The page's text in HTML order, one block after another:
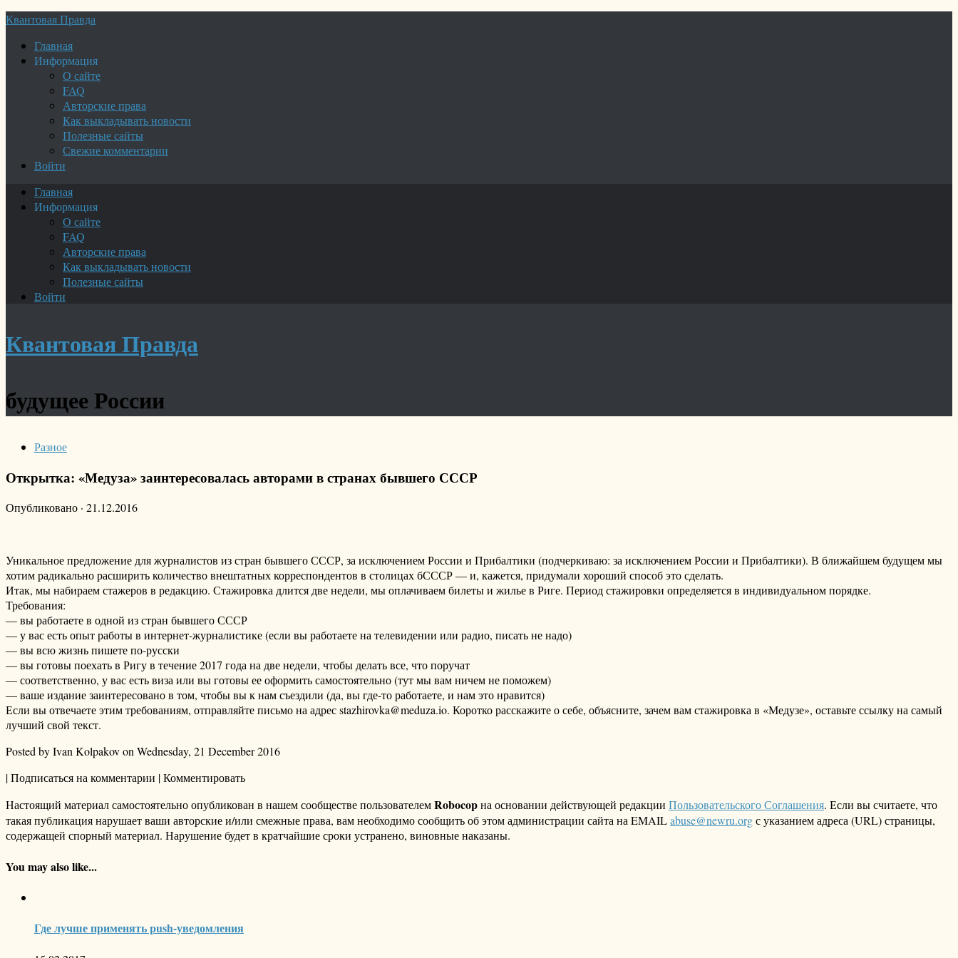
Квантовая Правда
Главная
Информация
О сайте
FAQ
Авторские права
Как выкладывать новости
Полезные сайты
Свежие комментарии
Войти
Главная
Информация
О сайте
FAQ
Авторские права
Как выкладывать новости
Полезные сайты
Войти
Квантовая Правда
будущее России
Разное
Открытка: «Медуза» заинтересовалась авторами в странах бывшего СССР
Опубликовано · 21.12.2016
Уникальное предложение для журналистов из стран бывшего СССР, за исключением России и Прибалтики (подчеркиваю: за исключением России и Прибалтики). В ближайшем будущем мы
хотим радикально расширить количество внештатных корреспондентов в столицах бСССР — и, кажется, придумали хороший способ это сделать.
Итак, мы набираем стажеров в редакцию. Стажировка длится две недели, мы оплачиваем билеты и жилье в Риге. Период стажировки определяется в индивидуальном порядке.
Требования:
— вы работаете в одной из стран бывшего СССР
— у вас есть опыт работы в интернет-журналистике (если вы работаете на телевидении или радио, писать не надо)
— вы всю жизнь пишете по-русски
— вы готовы поехать в Ригу в течение 2017 года на две недели, чтобы делать все, что поручат
— соответственно, у вас есть виза или вы готовы ее оформить самостоятельно (тут мы вам ничем не поможем)
— ваше издание заинтересовано в том, чтобы вы к нам съездили (да, вы где-то работаете, и нам это нравится)
Если вы отвечаете этим требованиям, отправляйте письмо на адрес stazhirovka@meduza.io. Коротко расскажите о себе, объясните, зачем вам стажировка в «Медузе», оставьте ссылку на самый
лучший свой текст.
Posted by Ivan Kolpakov on Wednesday, 21 December 2016
| Подписаться на комментарии | Комментировать
Настоящий материал самостоятельно опубликован в нашем сообществе пользователемRobocopна основании действующей редакции Пользовательского Соглашения. Если вы считаете, что
такая публикация нарушает ваши авторские и/или смежные права, вам необходимо сообщить об этом администрации сайта на EMAILabuse@newru.orgс указанием адреса (URL) страницы,
содержащей спорный материал. Нарушение будет в кратчайшие сроки устранено, виновные наказаны.
You may also like...
Где лучше применять push-уведомления